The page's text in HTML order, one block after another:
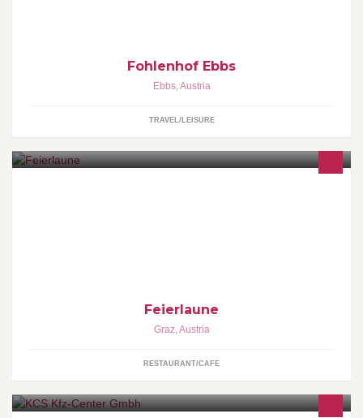
Fohlenhof Ebbs
Ebbs,Austria
TRAVEL/LEISURE
Feierlaune
Graz,Austria
RESTAURANT/CAFE